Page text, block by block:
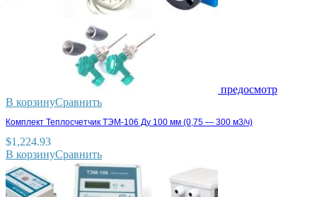
предосмотр
В корзинуСравнить
Комплект Теплосчетчик ТЭМ-106 Ду 100 мм (0,75 — 300 м3/ч)
$1,224.93
В корзинуСравнить